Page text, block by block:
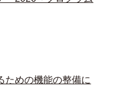
ための機能の整備に